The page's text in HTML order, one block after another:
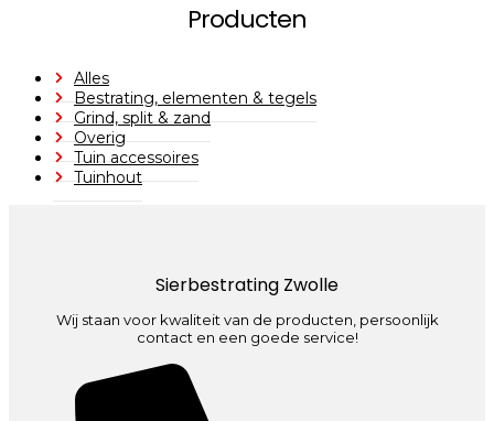
Producten
Alles
Bestrating, elementen & tegels
Grind, split & zand
Overig
Tuin accessoires
Tuinhout
Sierbestrating Zwolle
Wij staan voor kwaliteit van de producten, persoonlijk
contact en een goede service!